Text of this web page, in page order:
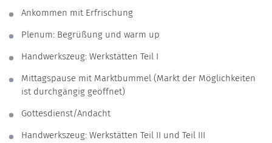
Ankommen mit Erfrischung
Plenum: Begrüßung und warm up
Handwerkszeug: Werkstätten Teil I
Mittagspause mit Marktbummel (Markt der Möglichkeiten
ist durchgängig geöffnet)
Gottesdienst/Andacht
Handwerkszeug: Werkstätten Teil II und Teil III